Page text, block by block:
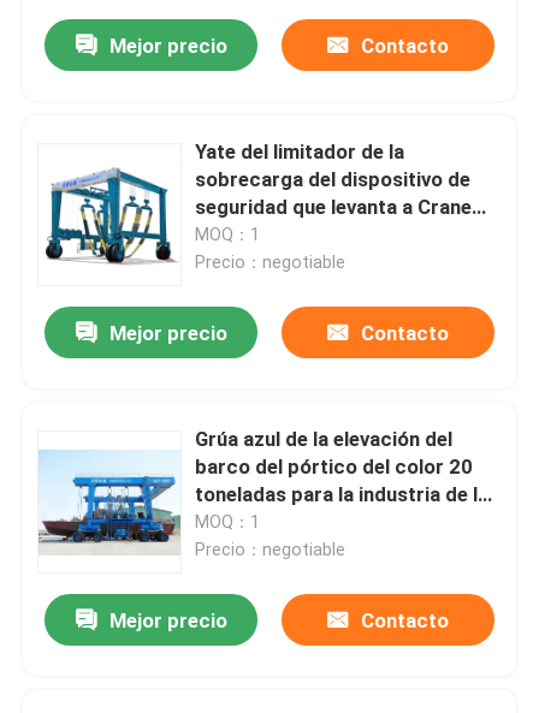
Mejor precio Contacto
Yate del limitador de la
sobrecarga del dispositivo de
seguridad que levanta a Crane
Marine Use High Strength
MOQ：1
Precio：negotiable
Mejor precio Contacto
Grúa azul de la elevación del
barco del pórtico del color 20
toneladas para la industria de la
construcción naval
MOQ：1
Precio：negotiable
Mejor precio Contacto